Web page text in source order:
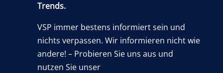
Trends.
VSP immer bestens informiert sein und
nichts verpassen. Wir informieren nicht wie
andere! – Probieren Sie uns aus und
nutzen Sie unser